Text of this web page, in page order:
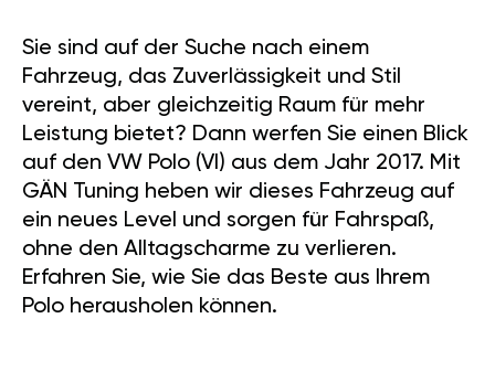
Sie sind auf der Suche nach einem
Fahrzeug, das Zuverlässigkeit und Stil
vereint, aber gleichzeitig Raum für mehr
Leistung bietet? Dann werfen Sie einen Blick
auf den VW Polo (VI) aus dem Jahr 2017. Mit
GÄN Tuning heben wir dieses Fahrzeug auf
ein neues Level und sorgen für Fahrspaß,
ohne den Alltagscharme zu verlieren.
Erfahren Sie, wie Sie das Beste aus Ihrem
Polo herausholen können.